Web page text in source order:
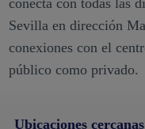
conecta con todas las
Sevilla en dirección
conexiones con el
público como privado.
Ubicaciones cercanas